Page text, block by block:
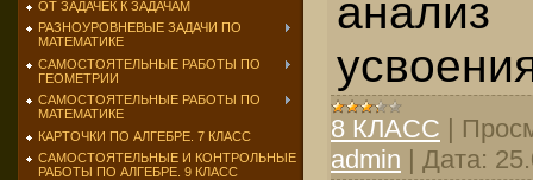
ОТ ЗАДАЧЕК К ЗАДАЧАМ
РАЗНОУРОВНЕВЫЕ ЗАДАЧИ ПО
МАТЕМАТИКЕ
САМОСТОЯТЕЛЬНЫЕ РАБОТЫ ПО
ГЕОМЕТРИИ
САМОСТОЯТЕЛЬНЫЕ РАБОТЫ ПО
МАТЕМАТИКЕ
КАРТОЧКИ ПО АЛГЕБРЕ. 7 КЛАСС
САМОСТОЯТЕЛЬНЫЕ И КОНТРОЛЬНЫЕ
РАБОТЫ ПО АЛГЕБРЕ. 9 КЛАСС
8 КЛАСС |
admin | Дата: